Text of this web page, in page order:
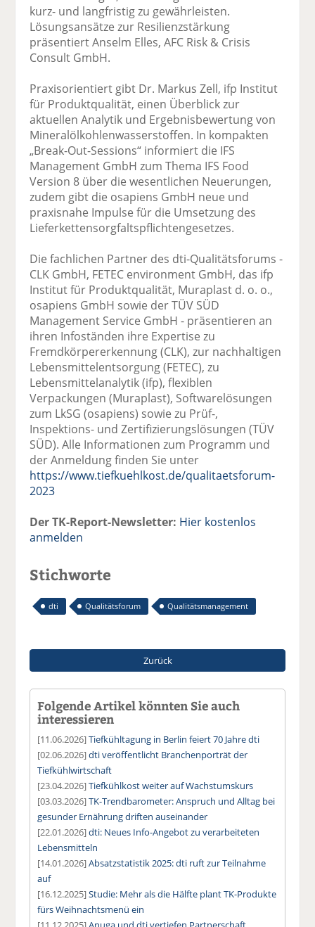
kurz- und langfristig zu gewährleisten.
Lösungsansätze zur Resilienzstärkung
präsentiert Anselm Elles, AFC Risk & Crisis
Consult GmbH.
Praxisorientiert gibt Dr. Markus Zell, ifp Institut
für Produktqualität, einen Überblick zur
aktuellen Analytik und Ergebnisbewertung von
Mineralölkohlenwasserstoffen. In kompakten
„Break-Out-Sessions“ informiert die IFS
Management GmbH zum Thema IFS Food
Version 8 über die wesentlichen Neuerungen,
zudem gibt die osapiens GmbH neue und
praxisnahe Impulse für die Umsetzung des
Lieferkettensorgfaltspflichtengesetzes.
Die fachlichen Partner des dti-Qualitätsforums -
CLK GmbH, FETEC environment GmbH, das ifp
Institut für Produktqualität, Muraplast d. o. o.,
osapiens GmbH sowie der TÜV SÜD
Management Service GmbH - präsentieren an
ihren Infoständen ihre Expertise zu
Fremdkörpererkennung (CLK), zur nachhaltigen
Lebensmittelentsorgung (FETEC), zu
Lebensmittelanalytik (ifp), flexiblen
Verpackungen (Muraplast), Softwarelösungen
zum LkSG (osapiens) sowie zu Prüf-,
Inspektions- und Zertifizierungslösungen (TÜV
SÜD). Alle Informationen zum Programm und
der Anmeldung finden Sie unter
https://www.tiefkuehlkost.de/qualitaetsforum-
2023
Der TK-Report-Newsletter: Hier kostenlos
anmelden
Stichworte
dti Qualitätsforum Qualitätsmanagement
Zurück
Folgende Artikel könnten Sie auch
interessieren
[11.06.2026]Tiefkühltagung in Berlin feiert 70 Jahre dti
[02.06.2026]dti veröffentlicht Branchenporträt der
Tiefkühlwirtschaft
[23.04.2026]Tiefkühlkost weiter auf Wachstumskurs
[03.03.2026]TK-Trendbarometer: Anspruch und Alltag bei
gesunder Ernährung driften auseinander
[22.01.2026]dti: Neues Info-Angebot zu verarbeiteten
Lebensmitteln
[14.01.2026]Absatzstatistik 2025: dti ruft zur Teilnahme
auf
[16.12.2025]Studie: Mehr als die Hälfte plant TK-Produkte
fürs Weihnachtsmenü ein